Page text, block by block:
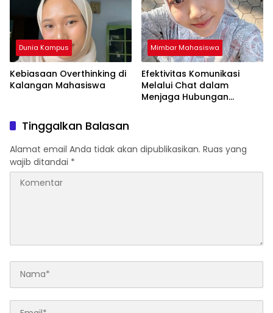
Dunia Kampus
Kebiasaan Overthinking di
Kalangan Mahasiswa
Mimbar Mahasiswa
Efektivitas Komunikasi
Melalui Chat dalam
Menjaga Hubungan
Tinggalkan Balasan
Alamat email Anda tidak akan dipublikasikan. Ruas yang
wajib ditandai *